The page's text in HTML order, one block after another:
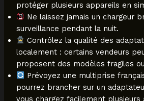
protéger plusieurs appareils en
Ne laissez jamais un chargeur
surveillance pendant la nuit.
Contrôlez la qualité des
localement : certains vendeurs
proposent des modèles fragiles
Prévoyez une multiprise
pourrez brancher sur un
vous chargez facilement plusieurs